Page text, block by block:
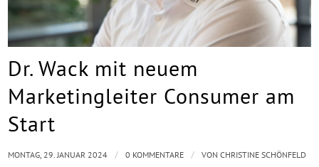
Dr. Wack mit neuem
Marketingleiter Consumer am
Start
MONTAG, 29. JANUAR 2024 / 0 KOMMENTARE / VONCHRISTINE SCHÖNFELD